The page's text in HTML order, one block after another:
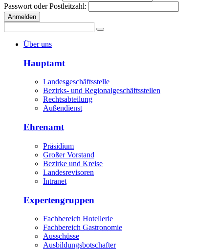
Passwort oder Postleitzahl:
Anmelden
Über uns
Hauptamt
Landesgeschäftsstelle
Bezirks- und Regionalgeschäftsstellen
Rechtsabteilung
Außendienst
Ehrenamt
Präsidium
Großer Vorstand
Bezirke und Kreise
Landesrevisoren
Intranet
Expertengruppen
Fachbereich Hotellerie
Fachbereich Gastronomie
Ausschüsse
Ausbildungsbotschafter